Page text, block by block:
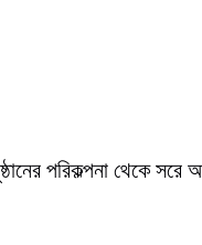
পরিকল্পনা থেকে